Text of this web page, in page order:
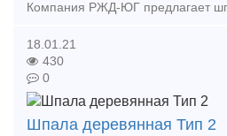
18.01.21
430
0
Шпала деревянная Тип 2